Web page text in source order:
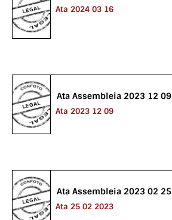
Ata 2024 03 16
Ata Assembleia 2023 12 09
Ata 2023 12 09
Ata Assembleia 2023 02 25
Ata 25 02 2023